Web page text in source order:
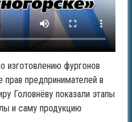
изготовлению фургонов
предпринимателей в
Головнёву показали этапы
и саму продукцию